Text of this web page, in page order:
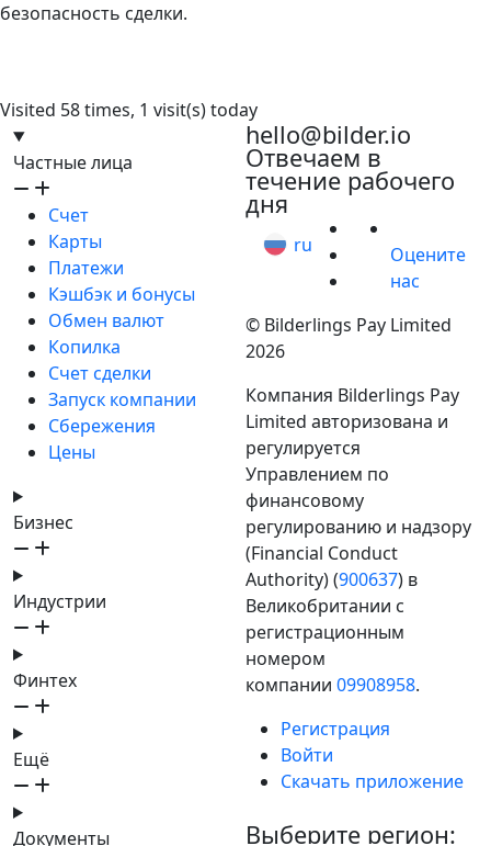
безопасность сделки.
Visited 58 times, 1 visit(s) today
Частные лица
Счет
Карты
Платежи
Кэшбэк и бонусы
Обмен валют
Копилка
Счет сделки
Запуск компании
Сбережения
Цены
Бизнес
Индустрии
Финтех
Ещё
Документы
hello@bilder.io
Отвечаем в
течение рабочего
дня
ru
Оцените
нас
© Bilderlings Pay Limited
2026
Компания Bilderlings Pay
Limited авторизована и
регулируется
Управлением по
финансовому
регулированию и надзору
(Financial Conduct
Authority) (900637) в
Великобритании с
регистрационным
номером
компании 09908958.
Регистрация
Войти
Скачать приложение
Выберите регион: